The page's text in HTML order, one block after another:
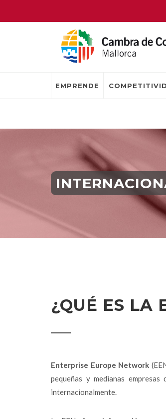
EMPRENDE
¿QUÉ ES LA
Enterprise Europe Network
pequeñas y medianas
internacionalmente.